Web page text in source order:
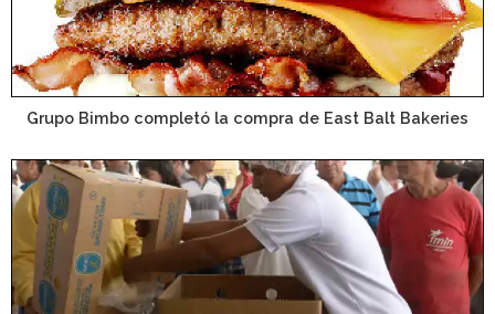
Grupo Bimbo completó la compra de East Balt Bakeries